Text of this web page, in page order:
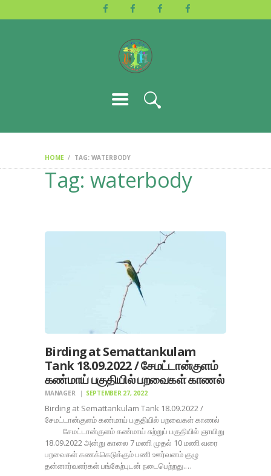
HOME TAG: WATERBODY
Tag: waterbody
ACTIVITIES
Birding at Semattankulam
Tank 18.09.2022 / சேமட்டான்குளம்
கண்மாய் பகுதியில் பறவைகள் காணல்
MANAGER SEPTEMBER 27, 2022
Birding at Semattankulam Tank 18.09.2022 /
சேமட்டான்குளம் கண்மாய் பகுதியில் பறவைகள் காணல்
சேமட்டான்குளம் கண்மாய் சுற்றுப் பகுதியில் ஞாயிறு
18.09.2022 அன்று காலை 7 மணி முதல் 10 மணி வரை
பறவைகள் கணக்கெடுக்கும் பணி ஊர்வனம் குழு
தன்னார்வளர்கள் பங்கேற்புடன் நடைபெற்றது.…